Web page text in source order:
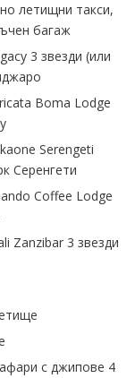
летищни такси,
багаж
3 звезди (или
Boma Lodge
Serengeti
Серенгети
Coffee Lodge
Zanzibar 3 звезди
с джипове 4